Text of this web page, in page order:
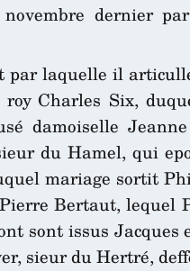
dernier
laquelle il
Charles Six,
damoiselle
du Hamel, qui
mariage sortit
Bertaut, lequel
sont issus
sieur du Hertré,